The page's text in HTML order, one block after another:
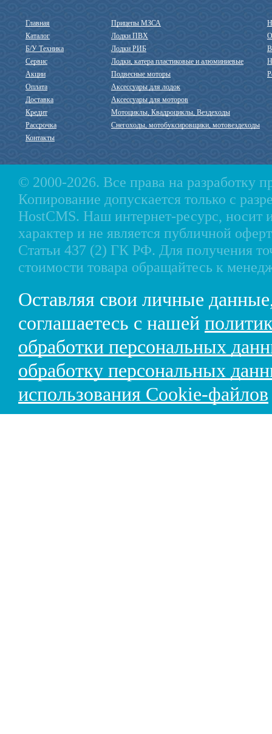
Главная
Каталог
Б/У Техника
Сервис
Акции
Оплата
Доставка
Кредит
Рассрочка
Контакты
Прицепы МЗСА
Лодки ПВХ
Лодки РИБ
Лодки, катера пластиковые и алюминиевые
Подвесные моторы
Аксессуары для лодок
Аксессуары для моторов
Мотоциклы, Квадроциклы, Вездеходы
Снегоходы, мотобуксировщики, мотовездеходы
© 2000-2026. Все права на разработку
Копирование допускается только с
HostCMS. Наш интернет-ресурс,
характер и не является публичной
Статьи 437 (2) ГК РФ. Для получения
стоимости товара обращайтесь к
Оставляя свои личные
соглашаетесь с нашей
обработки персональных
обработку персональных
использования Cookie-файлов